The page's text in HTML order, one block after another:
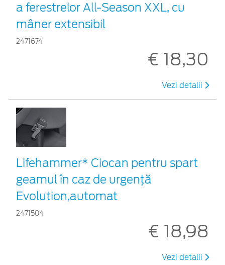
a ferestrelor All-Season XXL, cu
mâner extensibil
2471674
€ 18,30
Vezi detalii
Lifehammer* Ciocan pentru spart
geamul în caz de urgenţă
Evolution,automat
2471504
€ 18,98
Vezi detalii